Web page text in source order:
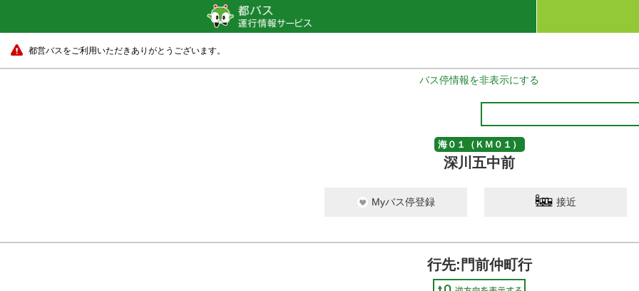
都営バスをご利用いただきありがとうございます。
バス停情報を非表示にする
海０１（ＫＭ０１）
深川五中前
Myバス停登録 接近
行先:門前仲町行